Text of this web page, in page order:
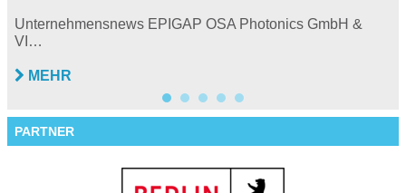
Unternehmensnews EPIGAP OSA Photonics GmbH &
VI…
MEHR
PARTNER